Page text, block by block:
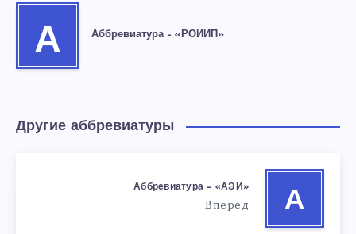
А Аббревиатура – «РОИИП»
Другие аббревиатуры
А
Аббревиатура – «АЭИ»
Вперед